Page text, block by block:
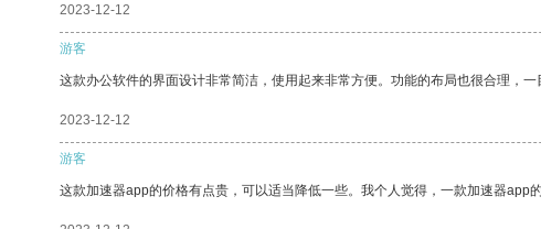
2023-12-12
游客
这款办公软件的界面设计非常简洁，使用起来非常方便。功能的布局也很合理，一
2023-12-12
游客
这款加速器app的价格有点贵，可以适当降低一些。我个人觉得，一款加速器app